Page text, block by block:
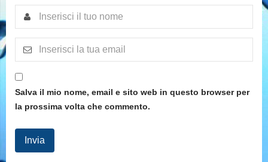
Salva il mio nome, email e sito web in questo browser per
la prossima volta che commento.